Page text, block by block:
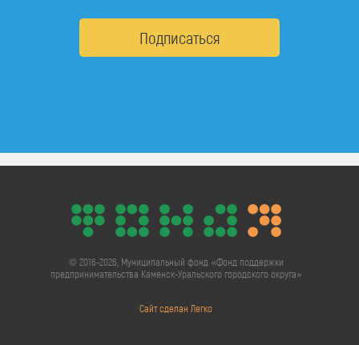
Подписаться
© 2016-2026, Муниципальный фонд «Фонд поддержки
предпринимательства Каменск-Уральского городского округа»
Сайт сделан Легко